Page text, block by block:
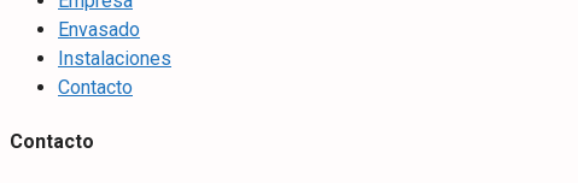
Envasado
Instalaciones
Contacto
Contacto